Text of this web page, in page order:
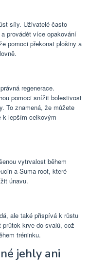
síly. Uživatelé často
provádět více opakování
pomoci překonat plošiny a
regenerace.
pomoci snížit bolestivost
To znamená, že můžete
lepším celkovým
vytrvalost během
a Suma root, které
únavu.
ale také přispívá k růstu
krve do svalů, což
tréninku.
jehly ani